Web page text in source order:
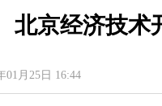
北京经济技术
月25日 16:44